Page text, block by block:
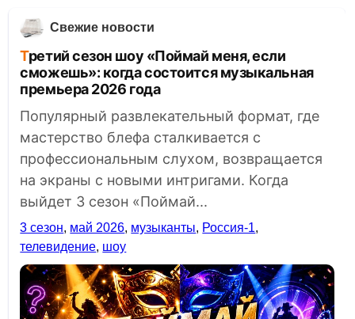
Свежие новости
Третий сезон шоу «Поймай меня, если
сможешь»: когда состоится музыкальная
премьера 2026 года
Популярный развлекательный формат, где
мастерство блефа сталкивается с
профессиональным слухом, возвращается
на экраны с новыми интригами. Когда
выйдет 3 сезон «Поймай...
3 сезон, май 2026, музыканты, Россия-1,
телевидение, шоу